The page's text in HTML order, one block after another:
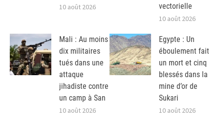
10 août 2026
vectorielle
10 août 2026
Mali : Au moins
dix militaires
tués dans une
attaque
jihadiste contre
un camp à San
10 août 2026
Egypte : Un
éboulement fait
un mort et cinq
blessés dans la
mine d’or de
Sukari
10 août 2026